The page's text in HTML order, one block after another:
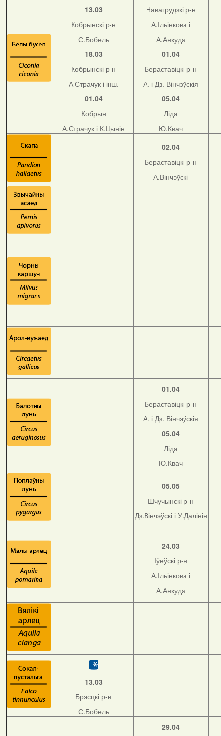
13.03
Кобрынскі р-н
С.Бобель
18.03
Кобрынскі р-н
А.Страчук і інш.
01.04
Кобрын
А.Страчук і К.Цынін
Навагрудзкі р-н
А.Ільінкова і
А.Анкуда
01.04
Бераставіцкі р-н
А. і Дз. Вінчэўскія
05.04
Ліда
Ю.Квач
02.04
Бераставіцкі р-н
А.Вінчэўскі
01.04
Бераставіцкі р-н
А. і Дз. Вінчэўскія
05.04
Ліда
Ю.Квач
05.05
Шчучынскі р-н
Дз.Вінчэўскі і У.Далінін
24.03
Іўеўскі р-н
А.Ільінкова і
А.Анкуда
13.03
Брэсцкі р-н
С.Бобель
29.04